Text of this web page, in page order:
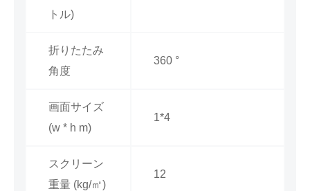
トル)
折りたたみ
角度
360 °
画面サイズ
(w * h m)
1*4
スクリーン
重量 (kg/㎡)
12